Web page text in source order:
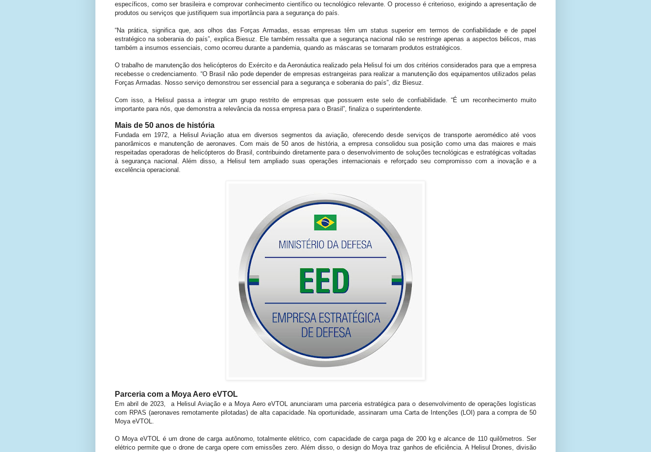
específicos, como ser brasileira e comprovar conhecimento científico ou tecnológico relevante. O processo é criterioso, exigindo a apresentação de
produtos ou serviços que justifiquem sua importância para a segurança do país.
“Na prática, significa que, aos olhos das Forças Armadas, essas empresas têm um status superior em termos de confiabilidade e de papel
estratégico na soberania do país”, explica Biesuz. Ele também ressalta que a segurança nacional não se restringe apenas a aspectos bélicos, mas
também a insumos essenciais, como ocorreu durante a pandemia, quando as máscaras se tornaram produtos estratégicos.
O trabalho de manutenção dos helicópteros do Exército e da Aeronáutica realizado pela Helisul foi um dos critérios considerados para que a empresa
recebesse o credenciamento. “O Brasil não pode depender de empresas estrangeiras para realizar a manutenção dos equipamentos utilizados pelas
Forças Armadas. Nosso serviço demonstrou ser essencial para a segurança e soberania do país”, diz Biesuz.
Com isso, a Helisul passa a integrar um grupo restrito de empresas que possuem este selo de confiabilidade. “É um reconhecimento muito
importante para nós, que demonstra a relevância da nossa empresa para o Brasil”, finaliza o superintendente.
Mais de 50 anos de história
Fundada em 1972, a Helisul Aviação atua em diversos segmentos da aviação, oferecendo desde serviços de transporte aeromédico até voos
panorâmicos e manutenção de aeronaves. Com mais de 50 anos de história, a empresa consolidou sua posição como uma das maiores e mais
respeitadas operadoras de helicópteros do Brasil, contribuindo diretamente para o desenvolvimento de soluções tecnológicas e estratégicas voltadas
à segurança nacional. Além disso, a Helisul tem ampliado suas operações internacionais e reforçado seu compromisso com a inovação e a
excelência operacional.
Parceria com a Moya Aero eVTOL
Em abril de 2023, a Helisul Aviação e aMoya Aero eVTOL anunciaram uma parceria estratégica para o desenvolvimento de operações logísticas
com RPAS (aeronaves remotamente pilotadas) de alta capacidade. Na oportunidade, assinaram uma Carta de Intenções (LOI) para a compra de 50
Moya eVTOL.
O Moya eVTOL é um drone de carga autônomo, totalmente elétrico, com capacidade de carga paga de 200 kg e alcance de 110 quilômetros. Ser
elétrico permite que o drone de carga opere com emissões zero. Além disso, o design do Moya traz ganhos de eficiência. A Helisul Drones, divisão